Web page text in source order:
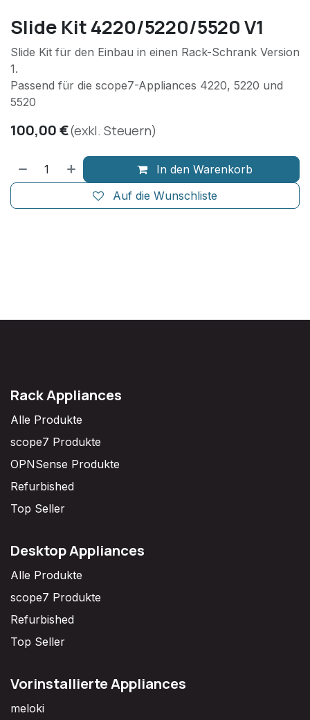
Slide Kit 4220/5220/5520 V1
Slide Kit für den Einbau in einen Rack-Schrank Version
1.
Passend für die scope7-Appliances 4220, 5220 und
5520
100,00€(exkl. Steuern)
In den Warenkorb
Auf die Wunschliste
Rack Appliances
Alle Produkte
scope7 Produkte
OPNSense Produkte
Refurbished
Top Seller
Desktop Appliances
Alle Produkte
scope7 Produkte
Refurbished
Top Seller
Vorinstallierte Appliances
meloki